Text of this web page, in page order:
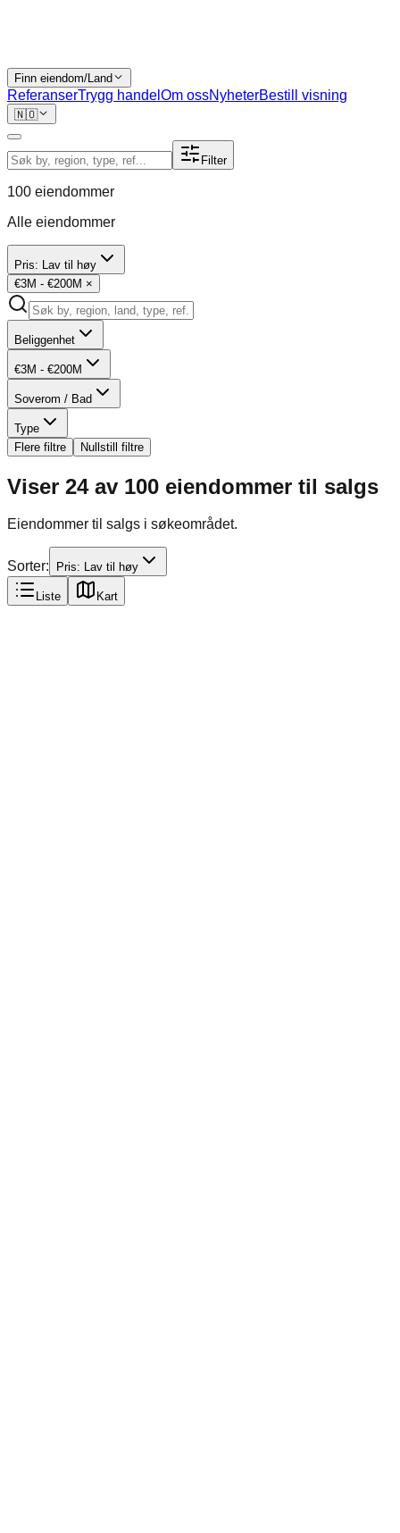
Finn eiendom/Land
ReferanserTrygg handel Om ossNyheterBestill visning
🇳🇴
Filter
100 eiendommer
Alle eiendommer
Pris: Lav til høy
€3M - €200M ×
Beliggenhet
€3M - €200M
Soverom / Bad
Type
Flere filtre
Nullstill filtre
Viser 24av 100 eiendommer til salgs
Eiendommer til salgs i søkeområdet.
Sorter: Pris: Lav til høy
Liste Kart